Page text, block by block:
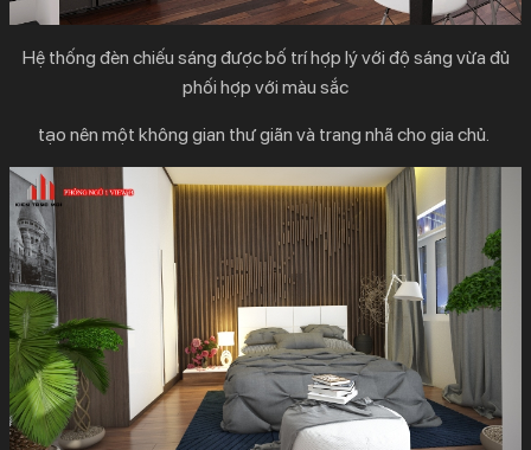
Hệ thống đèn chiếu sáng được bố trí hợp lý với độ sáng vừa đủ
phối hợp với màu sắc
tạo nên một không gian thư giãn và trang nhã cho gia chủ.